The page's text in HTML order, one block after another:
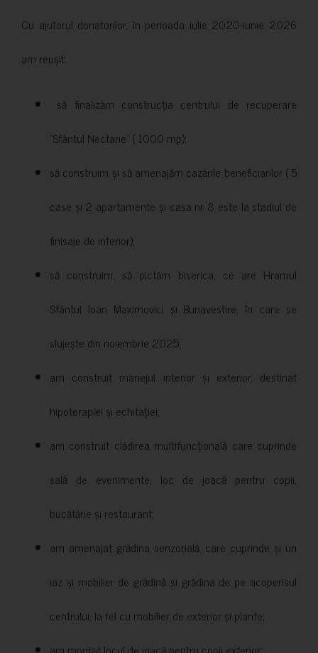
Cu ajutorul donatorilor, în perioada iulie 2020-iunie 2026
am reușit:
să finalizăm construcția centrului de recuperare
”Sfântul Nectarie” ( 1000 mp);
să construim și să amenajăm cazările beneficiarilor ( 5
case și 2 apartamente și casa nr 8 este la stadiul de
finisaje de interior);
să construim, să pictăm biserica, ce are Hramul
Sfântul Ioan Maximovici și Bunavestire, în care se
slujește din noiembrie 2025;
am construit manejul interior și exterior, destinat
hipoterapiei și echitației;
am construit clădirea multifuncțională care cuprinde
sală de evenimente, loc de joacă pentru copii,
bucătărie și restaurant;
am amenajat grădina senzorială, care cuprinde și un
iaz și mobilier de grădină și grădina de pe acoperisul
centrului, la fel cu mobilier de exterior și plante;